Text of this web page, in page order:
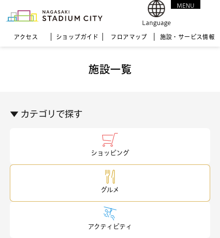
アクセス ショップガイド フロア マップ 施設・サービス情報
Language
MENU
施設一覧
▼ カテゴリで探す
ショッピング
グルメ
アクティビティ